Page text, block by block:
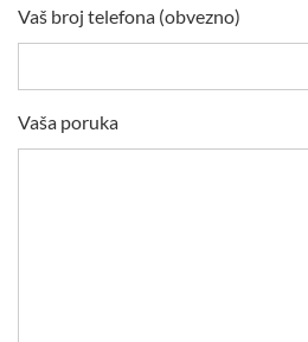
Vaš broj telefona (obvezno)
Vaša poruka